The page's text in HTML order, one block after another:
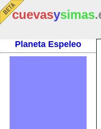
cuevasysimas
Planeta Espeleo